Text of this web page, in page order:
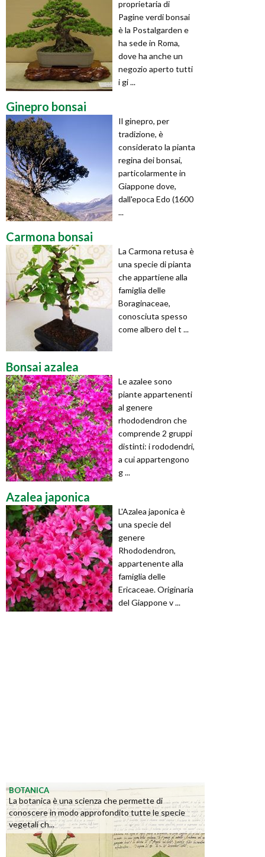
proprietaria di
Pagine verdi bonsai
è la Postalgarden e
ha sede in Roma,
dove ha anche un
negozio aperto tutti
i gi ...
Ginepro bonsai
Il ginepro, per
tradizione, è
considerato la pianta
regina dei bonsai,
particolarmente in
Giappone dove,
dall'epoca Edo (1600
...
Carmona bonsai
La Carmona retusa è
una specie di pianta
che appartiene alla
famiglia delle
Boraginaceae,
conosciuta spesso
come albero del t ...
Bonsai azalea
Le azalee sono
piante appartenenti
al genere
rhododendron che
comprende 2 gruppi
distinti: i rododendri,
a cui appartengono
g ...
Azalea japonica
L'Azalea japonica è
una specie del
genere
Rhododendron,
appartenente alla
famiglia delle
Ericaceae. Originaria
del Giappone v ...
BOTANICA
La botanica è una scienza che permette di
conoscere in modo approfondito tutte le specie
vegetali ch...